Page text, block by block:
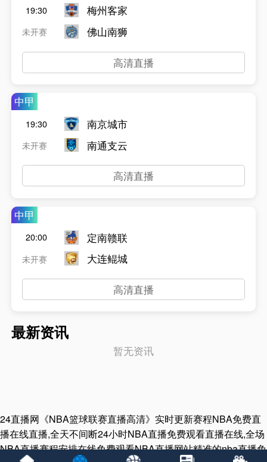
19:30
未开赛
梅州客家
佛山南狮
高清直播
中甲
19:30
未开赛
南京城市
南通支云
高清直播
中甲
20:00
未开赛
定南赣联
大连鲲城
高清直播
最新资讯
暂无资讯
24直播网《NBA篮球联赛直播高清》实时更新赛程NBA免费直
播在线直播,全天不间断24小时NBA直播免费观看直播在线,全场
NBA直播赛程安排在线免费观看NBA直播网站精准的nba直播免